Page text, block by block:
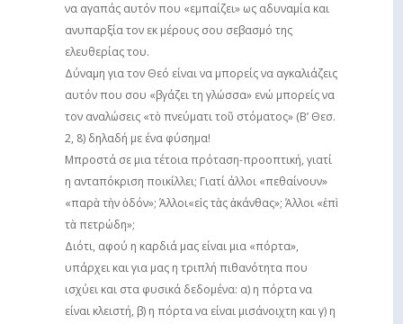
να αγαπάς αυτόν που «εμπαίζει» ως αδυναμία και
ανυπαρξία τον εκ μέρους σου σεβασμό της
ελευθερίας του.
Δύναμη για τον Θεό είναι να μπορείς να αγκαλιάζεις
αυτόν που σου «βγάζει τη γλώσσα» ενώ μπορείς να
τον αναλώσεις «τὸ πνεύματι τοῦ στόματος» (Β’ Θεσ.
2, 8) δηλαδή με ένα φύσημα!
Μπροστά σε μια τέτοια πρόταση-προοπτική, γιατί
η ανταπόκριση ποικίλλει; Γιατί άλλοι «πεθαίνουν»
«παρὰ τὴν ὁδόν»; Άλλοι«εἰς τὰς ἀκάνθας»; Άλλοι «ἐπὶ
τὰ πετρώδη»;
Διότι, αφού η καρδιά μας είναι μια «πόρτα»,
υπάρχει και για μας η τριπλή πιθανότητα που
ισχύει και στα φυσικά δεδομένα: α) η πόρτα να
είναι κλειστή, β) η πόρτα να είναι μισάνοιχτη και γ) η